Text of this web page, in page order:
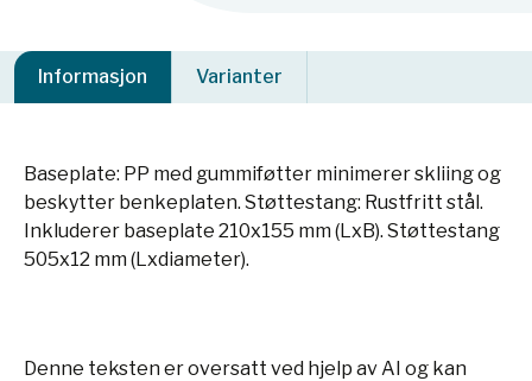
Informasjon Varianter
Baseplate: PP med gummiføtter minimerer skliing og
beskytter benkeplaten. Støttestang: Rustfritt stål.
Inkluderer baseplate 210x155 mm (LxB). Støttestang
505x12 mm (Lxdiameter).
Denne teksten er oversatt ved hjelp av AI og kan